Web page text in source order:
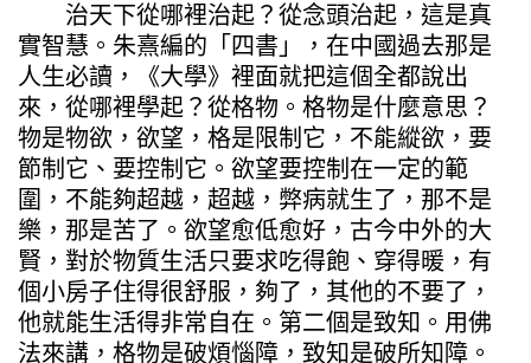
治天下從哪裡治起？從念頭治起，這是真
實智慧。朱熹編的「四書」，在中國過去那是
人生必讀，《大學》裡面就把這個全都說出
來，從哪裡學起？從格物。格物是什麼意思？
物是物欲，欲望，格是限制它，不能縱欲，要
節制它、要控制它。欲望要控制在一定的範
圍，不能夠超越，超越，弊病就生了，那不是
樂，那是苦了。欲望愈低愈好，古今中外的大
賢，對於物質生活只要求吃得飽、穿得暖，有
個小房子住得很舒服，夠了，其他的不要了，
他就能生活得非常自在。第二個是致知。用佛
法來講，格物是破煩惱障，致知是破所知障。